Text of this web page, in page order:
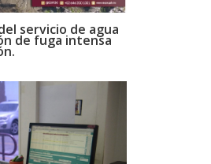
servicio de agua
de fuga intensa